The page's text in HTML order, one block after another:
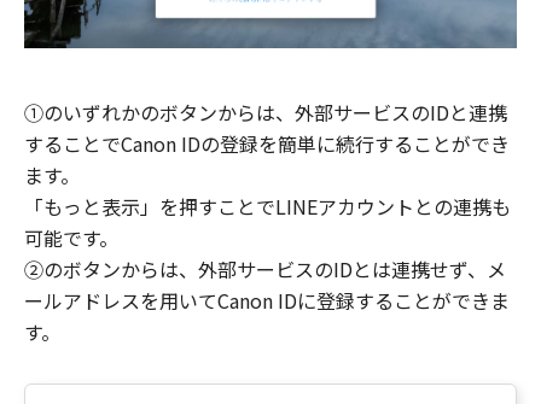
①のいずれかのボタンからは、外部サービスのIDと連携
することでCanon IDの登録を簡単に続行することができ
ます。
「もっと表示」を押すことでLINEアカウントとの連携も
可能です。
②のボタンからは、外部サービスのIDとは連携せず、メ
ールアドレスを用いてCanon IDに登録することができま
す。